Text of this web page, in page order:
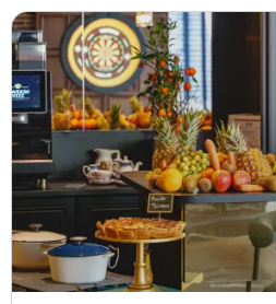
Billetterie en ligne
Brochures & Cartes Offices de tourisme